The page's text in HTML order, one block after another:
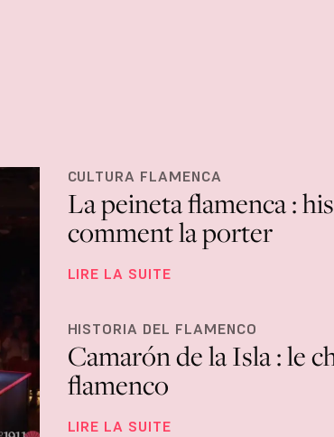
CULTURA FLAMENCA
La peineta flamenca :
comment la porter
LIRE LA SUITE
HISTORIA DEL FLAMENCO
Camarón de la Isla : le
flamenco
LIRE LA SUITE